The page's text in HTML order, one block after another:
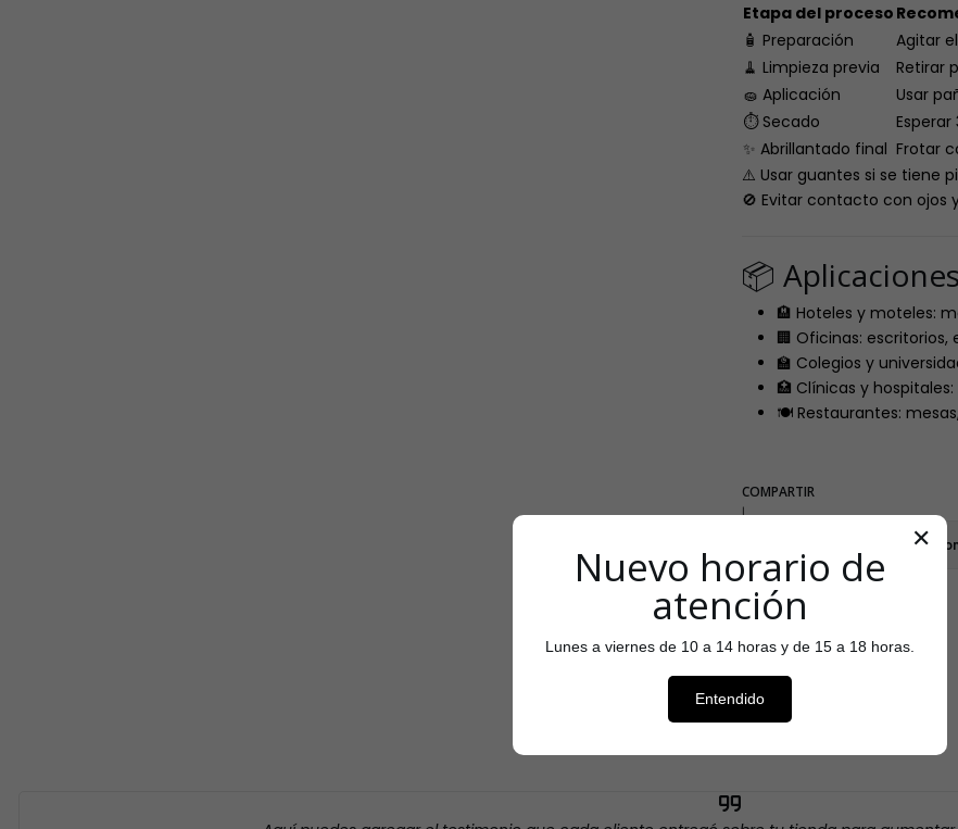
Etapa del proceso
🧴 Preparación
Agitar
🧹 Limpieza previa
Retirar
🧽 Aplicación
Usar
⏱️ Secado
✨ Abrillantado final Frotar
⚠️ Usar guantes si se tiene
🚫 Evitar contacto con ojos
📦
🏨 Hoteles y moteles:
🏢 Oficinas:
🏫 Colegios y
🏥 Clínicas y
🍽️ Restaurantes:
COMPARTIR
|
Mostrar stock de
Testimonios
✕
Nuevo horario de
atención
Lunes a viernes de 10 a 14 horas y de 15 a 18 horas.
Entendido